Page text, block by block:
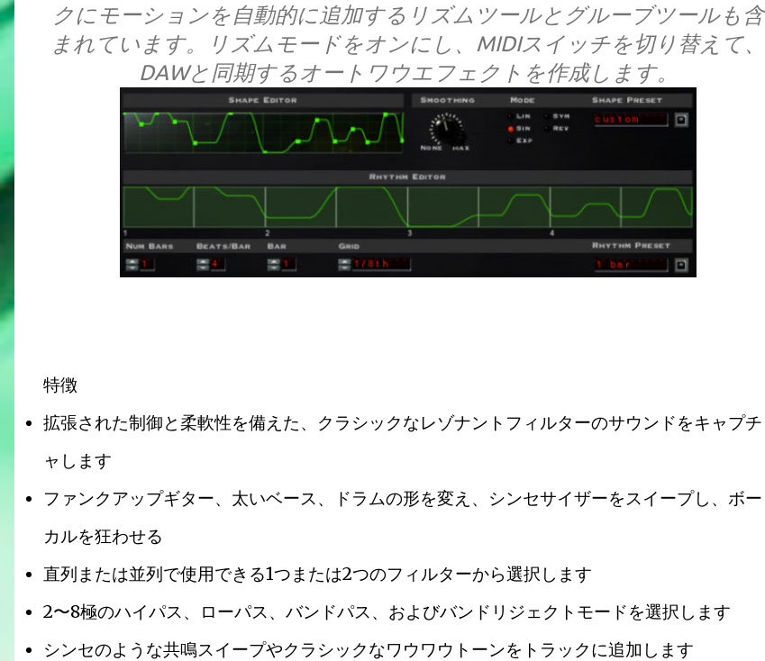
クにモーションを自動的に追加するリズムツールとグルーブツールも含
まれています。リズムモードをオンにし、MIDIスイッチを切り替えて、
DAWと同期するオートワウエフェクトを作成します。
特徴
拡張された制御と柔軟性を備えた、クラシックなレゾナントフィルターのサウンドをキャプチ
ャします
ファンクアップギター、太いベース、ドラムの形を変え、シンセサイザーをスイープし、ボー
カルを狂わせる
直列または並列で使用できる1つまたは2つのフィルターから選択します
2〜8極のハイパス、ローパス、バンドパス、およびバンドリジェクトモードを選択します
シンセのような共鳴スイープやクラシックなワウワウトーンをトラックに追加します